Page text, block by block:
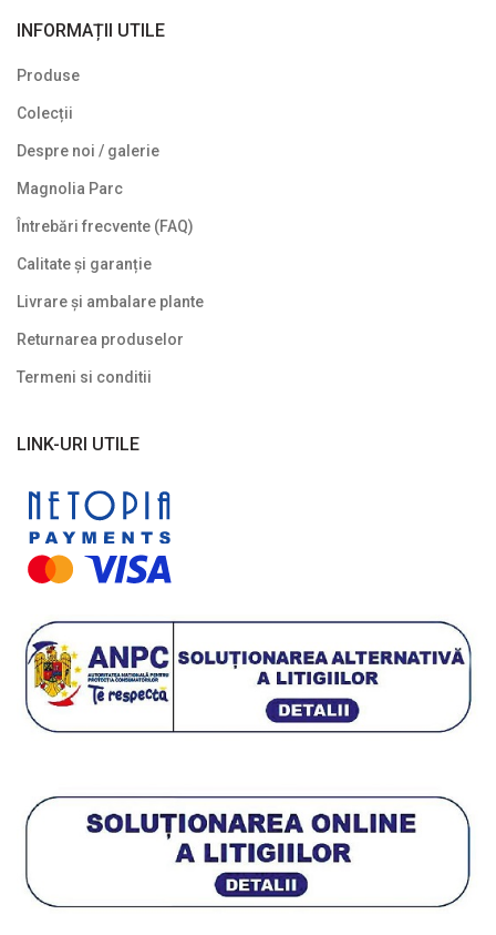
INFORMAȚII UTILE
Produse
Colecții
Despre noi / galerie
Magnolia Parc
Întrebări frecvente (FAQ)
Calitate și garanție
Livrare și ambalare plante
Returnarea produselor
Termeni si conditii
LINK-URI UTILE